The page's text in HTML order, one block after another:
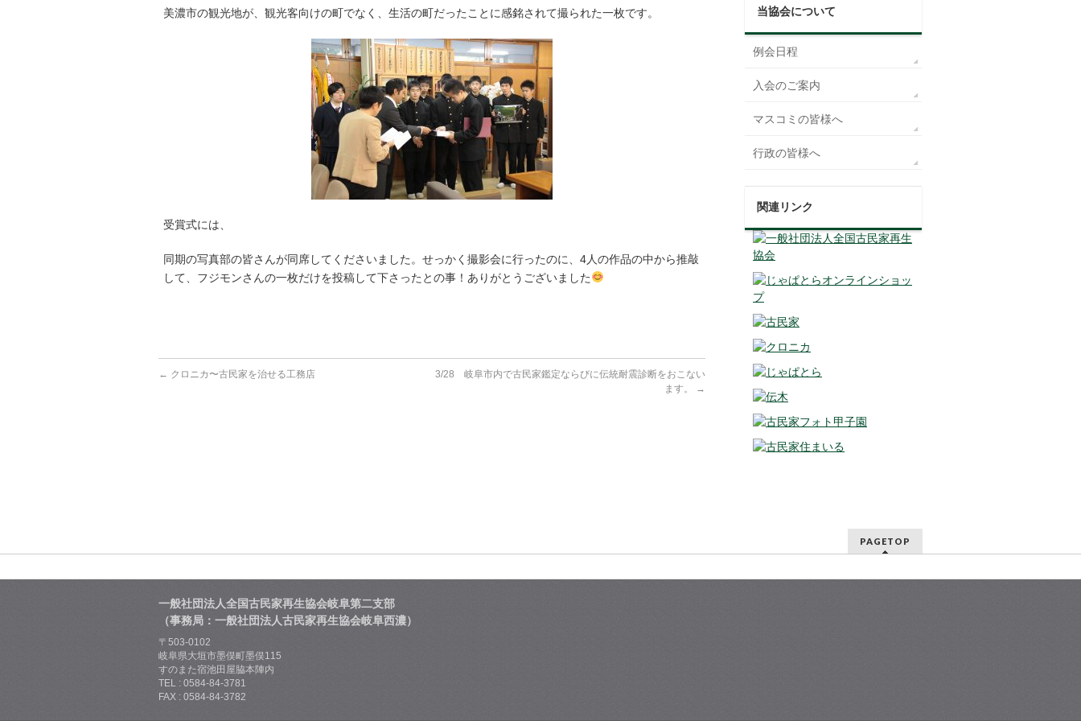
美濃市の観光地が、観光客向けの町でなく、生活の町だったことに感銘されて撮られた一枚です。
受賞式には、
同期の写真部の皆さんが同席してくださいました。せっかく撮影会に行ったのに、4人の作品の中から推敲
して、フジモンさんの一枚だけを投稿して下さったとの事！ありがとうございました
← クロニカ〜古民家を治せる工務店
3/28 岐阜市内で古民家鑑定ならびに伝統耐震診断をおこない
ます。
→
当協会について
例会日程
入会のご案内
マスコミの皆様へ
行政の皆様へ
関連リンク
PAGETOP
一般社団法人全国古民家再生協会岐阜第二支部
（事務局：一般社団法人古民家再生協会岐阜西濃）
〒503-0102
岐阜県大垣市墨俣町墨俣115
すのまた宿池田屋脇本陣内
TEL : 0584-84-3781
FAX : 0584-84-3782